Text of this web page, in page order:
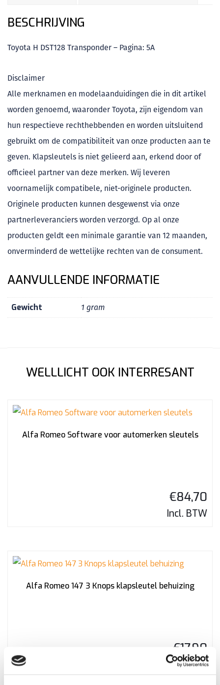
BESCHRIJVING
Toyota H DST128 Transponder – Pagina: 5A
Disclaimer
Alle merknamen en modelaanduidingen die in dit artikel
worden genoemd, waaronder Toyota, zijn eigendom van
hun respectieve rechthebbenden en worden uitsluitend
gebruikt om de compatibiliteit van onze producten aan te
geven. Klapsleutels is niet gelieerd aan, erkend door of
officieel partner van deze merken. Wij leveren
voornamelijk compatibele, niet-originele producten.
Originele producten kunnen desgewenst via onze
partnerleveranciers worden verzorgd. Op al onze
producten geldt een minimale garantie van 12 maanden,
onverminderd de wettelijke rechten van de consument.
AANVULLENDE INFORMATIE
Gewicht 1 gram
WELLLICHT OOK INTERRESANT
Alfa Romeo Software voor automerken sleutels
€84,70
Incl. BTW
Alfa Romeo 147 3 Knops klapsleutel behuizing
€17,90
Incl. BTW